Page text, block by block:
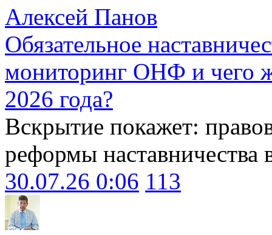
Алексей Панов
Обязательное
мониторинг ОНФ и чего
2026 года?
Вскрытие покажет:
реформы наставничества
30.07.26 0:06 113